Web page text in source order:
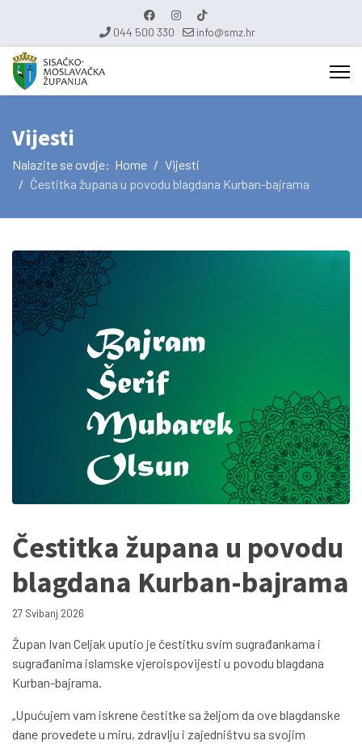
044 500 330 info@smz.hr
Vijesti
Nalazite se ovdje: Home
Vijesti
Čestitka župana u povodu blagdana Kurban-bajrama
Čestitka župana u povodu
blagdana Kurban-bajrama
27 Svibanj 2026
Župan Ivan Celjak uputio je čestitku svim sugrađankama i
sugrađanima islamske vjeroispovijesti u povodu blagdana
Kurban-bajrama.
„Upućujem vam iskrene čestitke sa željom da ove blagdanske
dane provedete u miru, zdravlju i zajedništvu sa svojim